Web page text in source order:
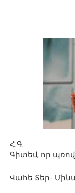
Հ.Գ.
Գիտեմ, որ
Վահե Տեր-